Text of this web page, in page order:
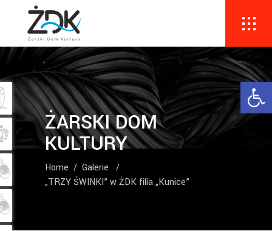
ŻARSKI DOM
KULTURY
Home / Galerie
/
„TRZY ŚWINKI” w ŻDK filia „Kunice”